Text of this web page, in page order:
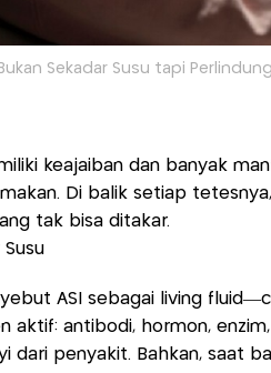
Bukan Sekadar Susu tapi
keajaiban dan banyak
Di balik setiap
tak bisa ditakar.
Susu
ASI sebagai living
aktif: antibodi, hormon,
dari penyakit. Bahkan, saat